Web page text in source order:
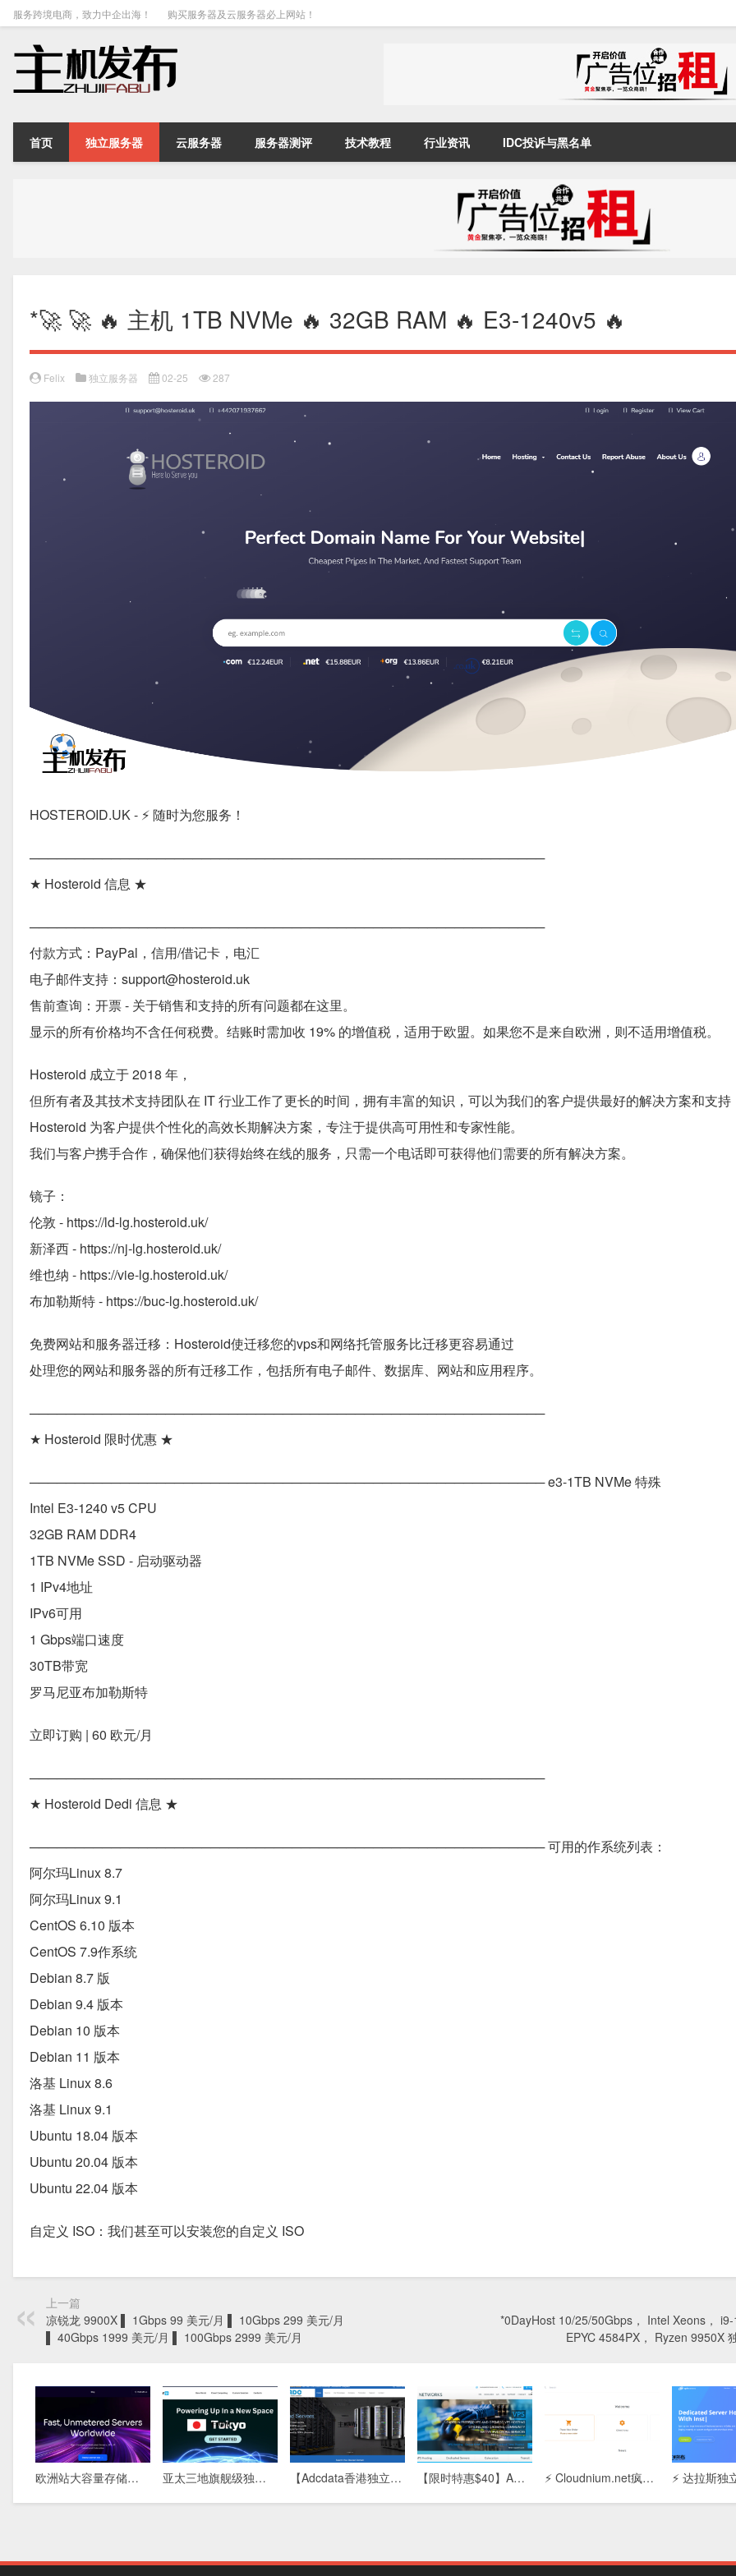
服务跨境电商，致力中企出海！ 购买服务器及云服务器必上网站！
首页 独立服务器 云服务器 服务器测评 技术教程 行业资讯 IDC投诉与黑名单
*🚀 🚀 🔥 主机 1TB NVMe 🔥 32GB RAM 🔥 E3-1240v5 🔥
Felix 独立服务器 02-25 287
HOSTEROID.UK - ⚡️ 随时为您服务！
─────────────────────────────────────────────────────────
★ Hosteroid 信息 ★
─────────────────────────────────────────────────────────
付款方式：PayPal，信用/借记卡，电汇
电子邮件支持：support@hosteroid.uk
售前查询：开票 - 关于销售和支持的所有问题都在这里。
显示的所有价格均不含任何税费。结账时需加收 19% 的增值税，适用于欧盟。如果您不是来自欧洲，则不适用增值税。
Hosteroid 成立于 2018 年，
但所有者及其技术支持团队在 IT 行业工作了更长的时间，拥有丰富的知识，可以为我们的客户提供最好的解决方案和支持
Hosteroid 为客户提供个性化的高效长期解决方案，专注于提供高可用性和专家性能。
我们与客户携手合作，确保他们获得始终在线的服务，只需一个电话即可获得他们需要的所有解决方案。
镜子：
伦敦 - https://ld-lg.hosteroid.uk/
新泽西 - https://nj-lg.hosteroid.uk/
维也纳 - https://vie-lg.hosteroid.uk/
布加勒斯特 - https://buc-lg.hosteroid.uk/
免费网站和服务器迁移：Hosteroid使迁移您的vps和网络托管服务比迁移更容易通过
处理您的网站和服务器的所有迁移工作，包括所有电子邮件、数据库、网站和应用程序。
─────────────────────────────────────────────────────────
★ Hosteroid 限时优惠 ★
───────────────────────────────────────────────────────── e3-1TB NVMe 特殊
Intel E3-1240 v5 CPU
32GB RAM DDR4
1TB NVMe SSD - 启动驱动器
1 IPv4地址
IPv6可用
1 Gbps端口速度
30TB带宽
罗马尼亚布加勒斯特
立即订购 | 60 欧元/月
─────────────────────────────────────────────────────────
★ Hosteroid Dedi 信息 ★
───────────────────────────────────────────────────────── 可用的作系统列表：
阿尔玛Linux 8.7
阿尔玛Linux 9.1
CentOS 6.10 版本
CentOS 7.9作系统
Debian 8.7 版
Debian 9.4 版本
Debian 10 版本
Debian 11 版本
洛基 Linux 8.6
洛基 Linux 9.1
Ubuntu 18.04 版本
Ubuntu 20.04 版本
Ubuntu 22.04 版本
自定义 ISO：我们甚至可以安装您的自定义 ISO
上一篇
凉锐龙 9900X ▌ 1Gbps 99 美元/月 ▌ 10Gbps 299 美元/月
▌ 40Gbps 1999 美元/月 ▌ 100Gbps 2999 美元/月
*0DayHost 10/25/50Gbps， Intel Xeons，
EPYC 4584PX， Ryzen 9950X
欧洲站大容量存储方案：576TB DAS物理机，5盘柜满配，稀缺库存清盘中 亚太三地旗舰级独立服务器：新加坡 · 香港 · 东京，全球极速互联，为您的业务保驾护航 【Adcdata香港独立服务器】高性能主机租用：免备案/低延迟/CN2优化线路，企业建站首选 【限时特惠$40】ARP Thunder™独立服务器：4G内存/80G SSD+200G SATA/5T流量，高性价比稳定之选 ⚡ Cloudnium.net疯狂特惠：双路E5-2620 + 128GB内存独立服务器，月付$59起，性能怪兽！